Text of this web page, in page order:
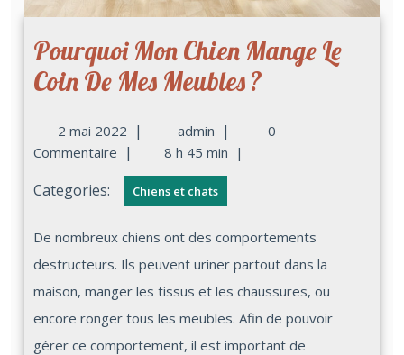
Pourquoi Mon Chien Mange Le
Coin De Mes Meubles ?
2 mai 2022 | admin |
0
Commentaire | 8 h 45 min |
Categories: Chiens et chats
De nombreux chiens ont des comportements
destructeurs. Ils peuvent uriner partout dans la
maison, manger les tissus et les chaussures, ou
encore ronger tous les meubles. Afin de pouvoir
gérer ce comportement, il est important de